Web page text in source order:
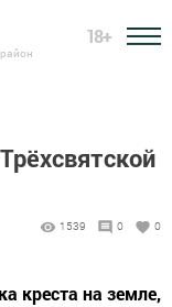
18+
1539 0 0
креста на земле,